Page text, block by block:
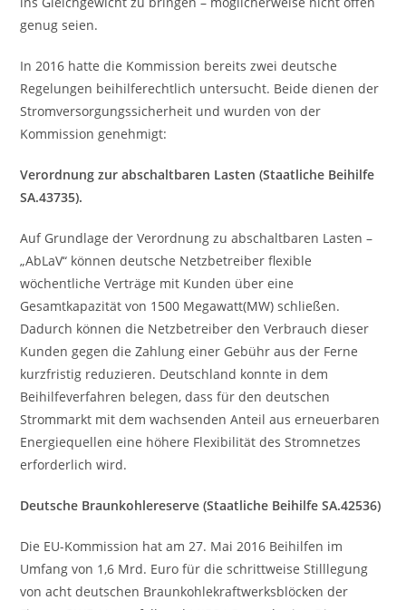
genug seien.
In 2016 hatte die Kommission bereits zwei deutsche
Regelungen beihilferechtlich untersucht. Beide dienen der
Stromversorgungssicherheit und wurden von der
Kommission genehmigt:
Verordnung zur abschaltbaren Lasten (Staatliche Beihilfe
SA.43735).
Auf Grundlage der Verordnung zu abschaltbaren Lasten –
„AbLaV“ können deutsche Netzbetreiber flexible
wöchentliche Verträge mit Kunden über eine
Gesamtkapazität von 1500 Megawatt(MW) schließen.
Dadurch können die Netzbetreiber den Verbrauch dieser
Kunden gegen die Zahlung einer Gebühr aus der Ferne
kurzfristig reduzieren. Deutschland konnte in dem
Beihilfeverfahren belegen, dass für den deutschen
Strommarkt mit dem wachsenden Anteil aus erneuerbaren
Energiequellen eine höhere Flexibilität des Stromnetzes
erforderlich wird.
Deutsche Braunkohlereserve (Staatliche Beihilfe SA.42536)
Die EU-Kommission hat am 27. Mai 2016 Beihilfen im
Umfang von 1,6 Mrd. Euro für die schrittweise Stilllegung
von acht deutschen Braunkohlekraftwerksblöcken der